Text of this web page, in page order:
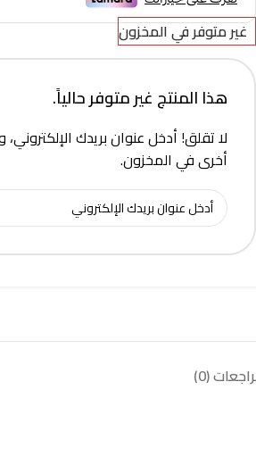
غير متوفر في المخزون
هذا المنتج غير متوفر حالياً.
لا تقلق! أدخل عنوان بريدك
أخرى في المخزون.
(0)